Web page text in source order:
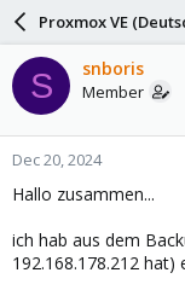
a
d
s
t
a
r
t
e
a
r
d
a
e
Proxmox VE
S snboris
Member
Dec 20, 2024
Hallo zusammen...
ich hab aus dem
192.168.178.212